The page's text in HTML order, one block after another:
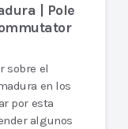
| Pole
sobre el
en los
por esta
algunos